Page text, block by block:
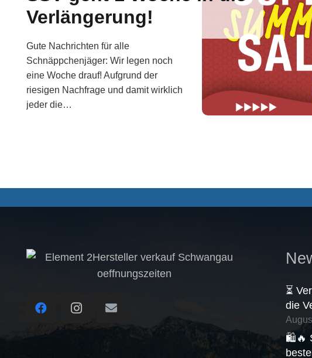
Verlängerung!
Gute Nachrichten für alle
Schnäppchenjäger: Wir legen noch
eine Woche drauf! Aufgrund der
riesigen Nachfrage und damit wirklich
jeder die…
⏳
die
🛍️🔥